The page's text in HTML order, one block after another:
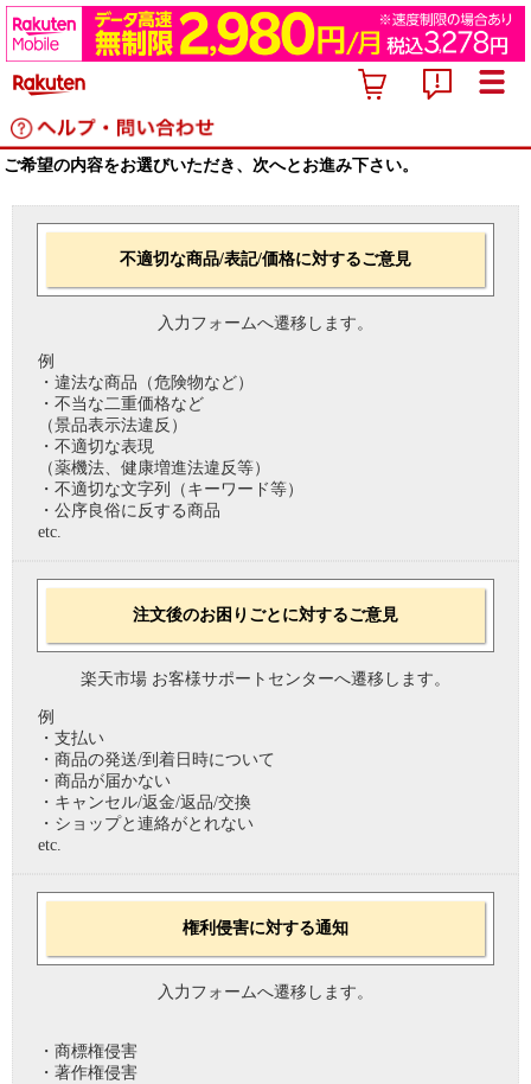
ご希望の内容をお選びいただき、次へとお進み下さい。
不適切な商品/表記/価格に対するご意見
入力フォームへ遷移します。
例
・違法な商品（危険物など）
・不当な二重価格など
（景品表示法違反）
・不適切な表現
（薬機法、健康増進法違反等）
・不適切な文字列（キーワード等）
・公序良俗に反する商品
etc.
注文後のお困りごとに対するご意見
楽天市場 お客様サポートセンターへ遷移します。
例
・支払い
・商品の発送/到着日時について
・商品が届かない
・キャンセル/返金/返品/交換
・ショップと連絡がとれない
etc.
権利侵害に対する通知
入力フォームへ遷移します。
・商標権侵害
・著作権侵害